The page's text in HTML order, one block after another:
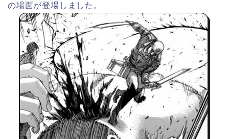
の場面が登場しました。